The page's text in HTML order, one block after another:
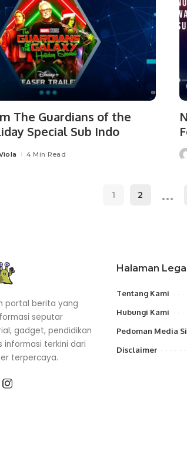
The Guardians of the
Special Sub Indo
4 Min Read
1 2 …
portal berita yang
seputar
gadget, pendidikan
informasi terkini dari
terpercaya.
Halaman
Tentang Kami
Hubungi Kami
Pedoman Media
Disclaimer